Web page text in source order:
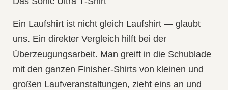
Ein Laufshirt ist nicht gleich Laufshirt — glaubt
uns. Ein direkter Vergleich hilft bei der
Überzeugungsarbeit. Man greift in die Schublade
mit den ganzen Finisher‑Shirts von kleinen und
großen Laufveranstaltungen, zieht eins an und